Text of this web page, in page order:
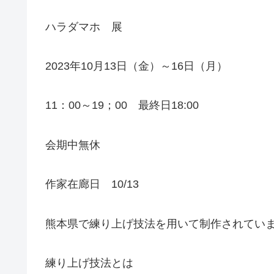
ハラダマホ 展
2023年10月13日（金）～16日（月）
11：00～19；00 最終日18:00
会期中無休
作家在廊日 10/13
熊本県で練り上げ技法を用いて制作されてい
練り上げ技法とは